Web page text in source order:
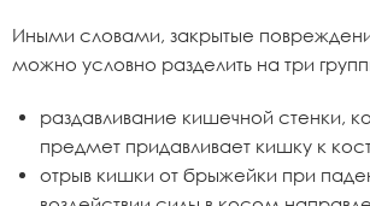
Иными словами, закрытые
можно условно разделить на три
раздавливание кишечной стенки,
предмет придавливает кишку к
отрыв кишки от брыжейки при